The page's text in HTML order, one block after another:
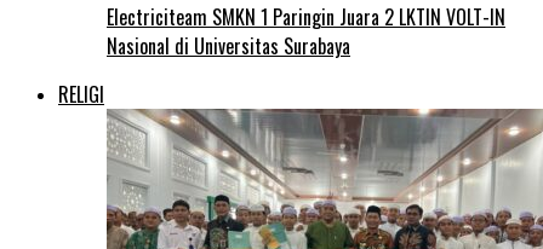
Electriciteam SMKN 1 Paringin Juara 2 LKTIN VOLT-IN
Nasional di Universitas Surabaya
RELIGI